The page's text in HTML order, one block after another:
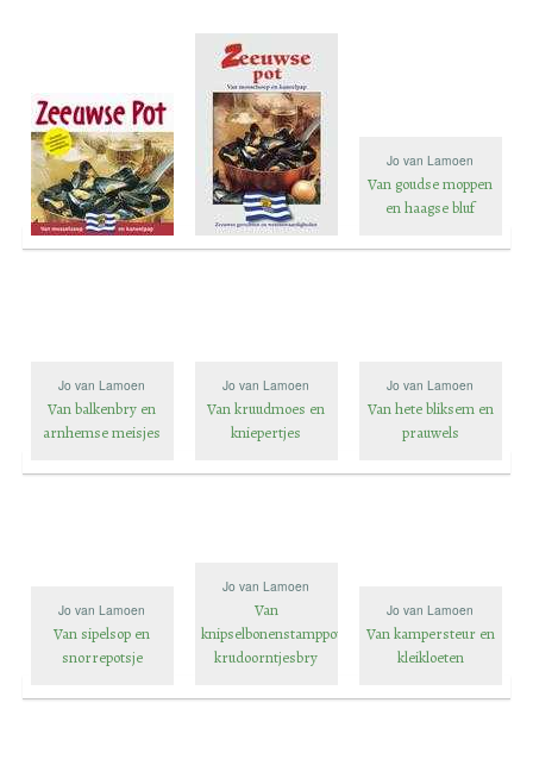
Jo van Lamoen
Van goudse moppen
en haagse bluf
Jo van Lamoen
Van balkenbry en
arnhemse meisjes
Jo van Lamoen
Van kruudmoes en
kniepertjes
Jo van Lamoen
Van hete bliksem en
prauwels
Jo van Lamoen
Van sipelsop en
snorrepotsje
Jo van Lamoen
Van
knipselbonenstamppot
krudoorntjesbry
Jo van Lamoen
Van kampersteur en
kleikloeten